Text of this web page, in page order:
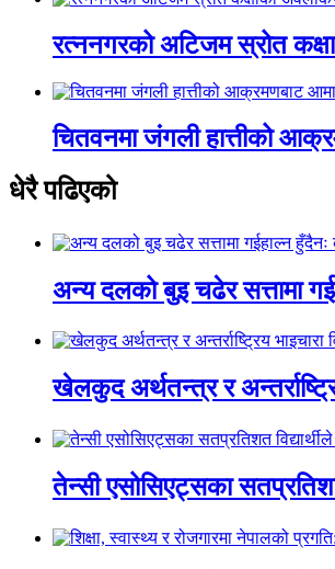
रत्ननगरको अटिजम स्रोत
चितवनमा जंगली हात्तीको
धेरै पढिएको
अन्य दलको बुइ चढेर सत्तामा
खेलकुद अर्थतन्त्र र
तेन्सी एसोसिएट्सका